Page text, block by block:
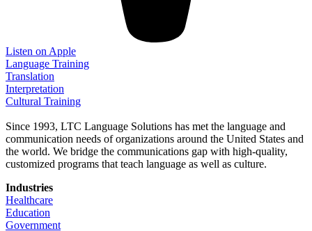
Listen on Apple
Language Training
Translation
Interpretation
Cultural Training
Since 1993, LTC Language Solutions has met the language and
communication needs of organizations around the United States and
the world. We bridge the communications gap with high-quality,
customized programs that teach language as well as culture.
Industries
Healthcare
Education
Government